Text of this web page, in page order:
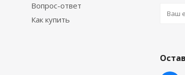
Вопрос-ответ
Как купить